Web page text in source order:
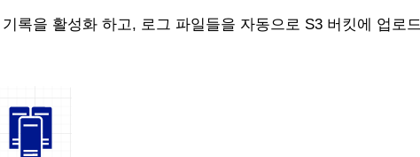
록을 활성화 하고, 로그 파일들을 자동으로 S3 버킷에 업로드